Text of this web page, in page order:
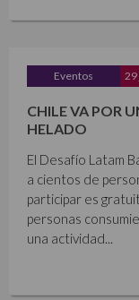
Eventos
CHILE VA POR
HELADO
El Desafío Latam
a cientos de
participar es
personas
una actividad...